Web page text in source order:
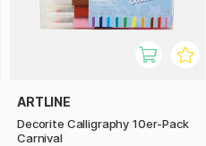
ARTLINE
Decorite Calligraphy 10er-Pack
Carnival